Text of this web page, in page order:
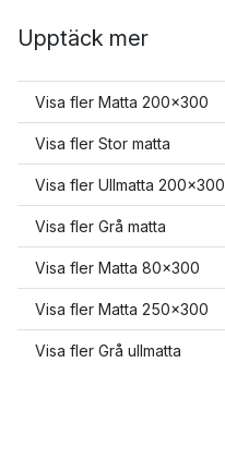
Upptäck mer
Visa fler Matta 200x300
Visa fler Stor matta
Visa fler Ullmatta 200x300
Visa fler Grå matta
Visa fler Matta 80x300
Visa fler Matta 250x300
Visa fler Grå ullmatta